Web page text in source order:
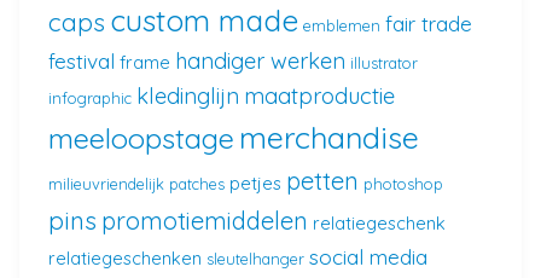
caps custom made emblemen fair trade
festival frame handiger werken illustrator
infographic kledinglijn maatproductie
meeloopstage merchandise
milieuvriendelijk patches petjes petten photoshop
pins promotiemiddelen relatiegeschenk
relatiegeschenken sleutelhanger social media